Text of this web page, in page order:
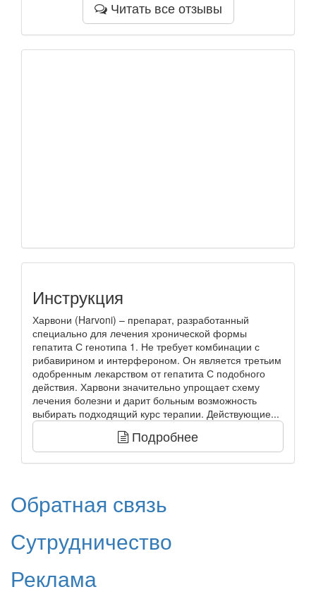
Читать все отзывы
Инструкция
Харвони (Harvoni) – препарат, разработанный
специально для лечения хронической формы
гепатита С генотипа 1. Не требует комбинации с
рибавирином и интерфероном. Он является третьим
одобренным лекарством от гепатита С подобного
действия. Харвони значительно упрощает схему
лечения болезни и дарит больным возможность
выбирать подходящий курс терапии. Действующие...
Подробнее
Обратная связь
Сутрудничество
Реклама